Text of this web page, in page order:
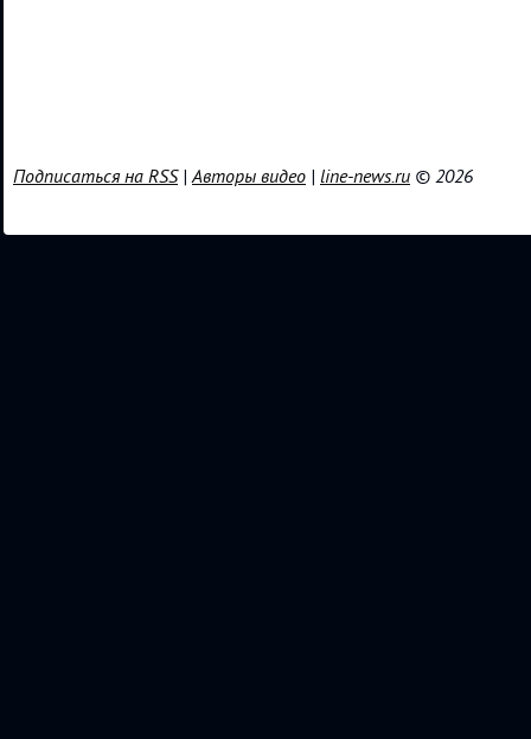
Подписаться на RSS|Авторы видео | line-news.ru © 2026